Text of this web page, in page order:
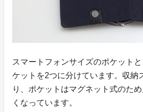
スマートフォンサイズのポケット
ケットを2つに分けています。収納
り、ポケットはマグネット式のた
くなっています。